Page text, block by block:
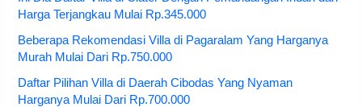
Harga Terjangkau Mulai Rp.345.000
Beberapa Rekomendasi Villa di Pagaralam Yang Harganya
Murah Mulai Dari Rp.750.000
Daftar Pilihan Villa di Daerah Cibodas Yang Nyaman
Harganya Mulai Dari Rp.700.000